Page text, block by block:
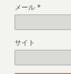
メール *
サイト